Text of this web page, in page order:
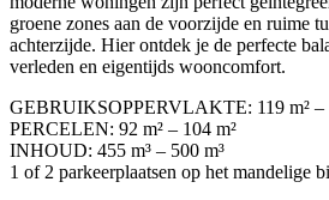
groene zones aan de voorzijde en ruime
achterzijde. Hier ontdek je de perfecte
verleden en eigentijds wooncomfort.
GEBRUIKSOPPERVLAKTE: 119 m² –
PERCELEN: 92 m² – 104 m²
INHOUD: 455 m³ – 500 m³
1 of 2 parkeerplaatsen op het mandelige